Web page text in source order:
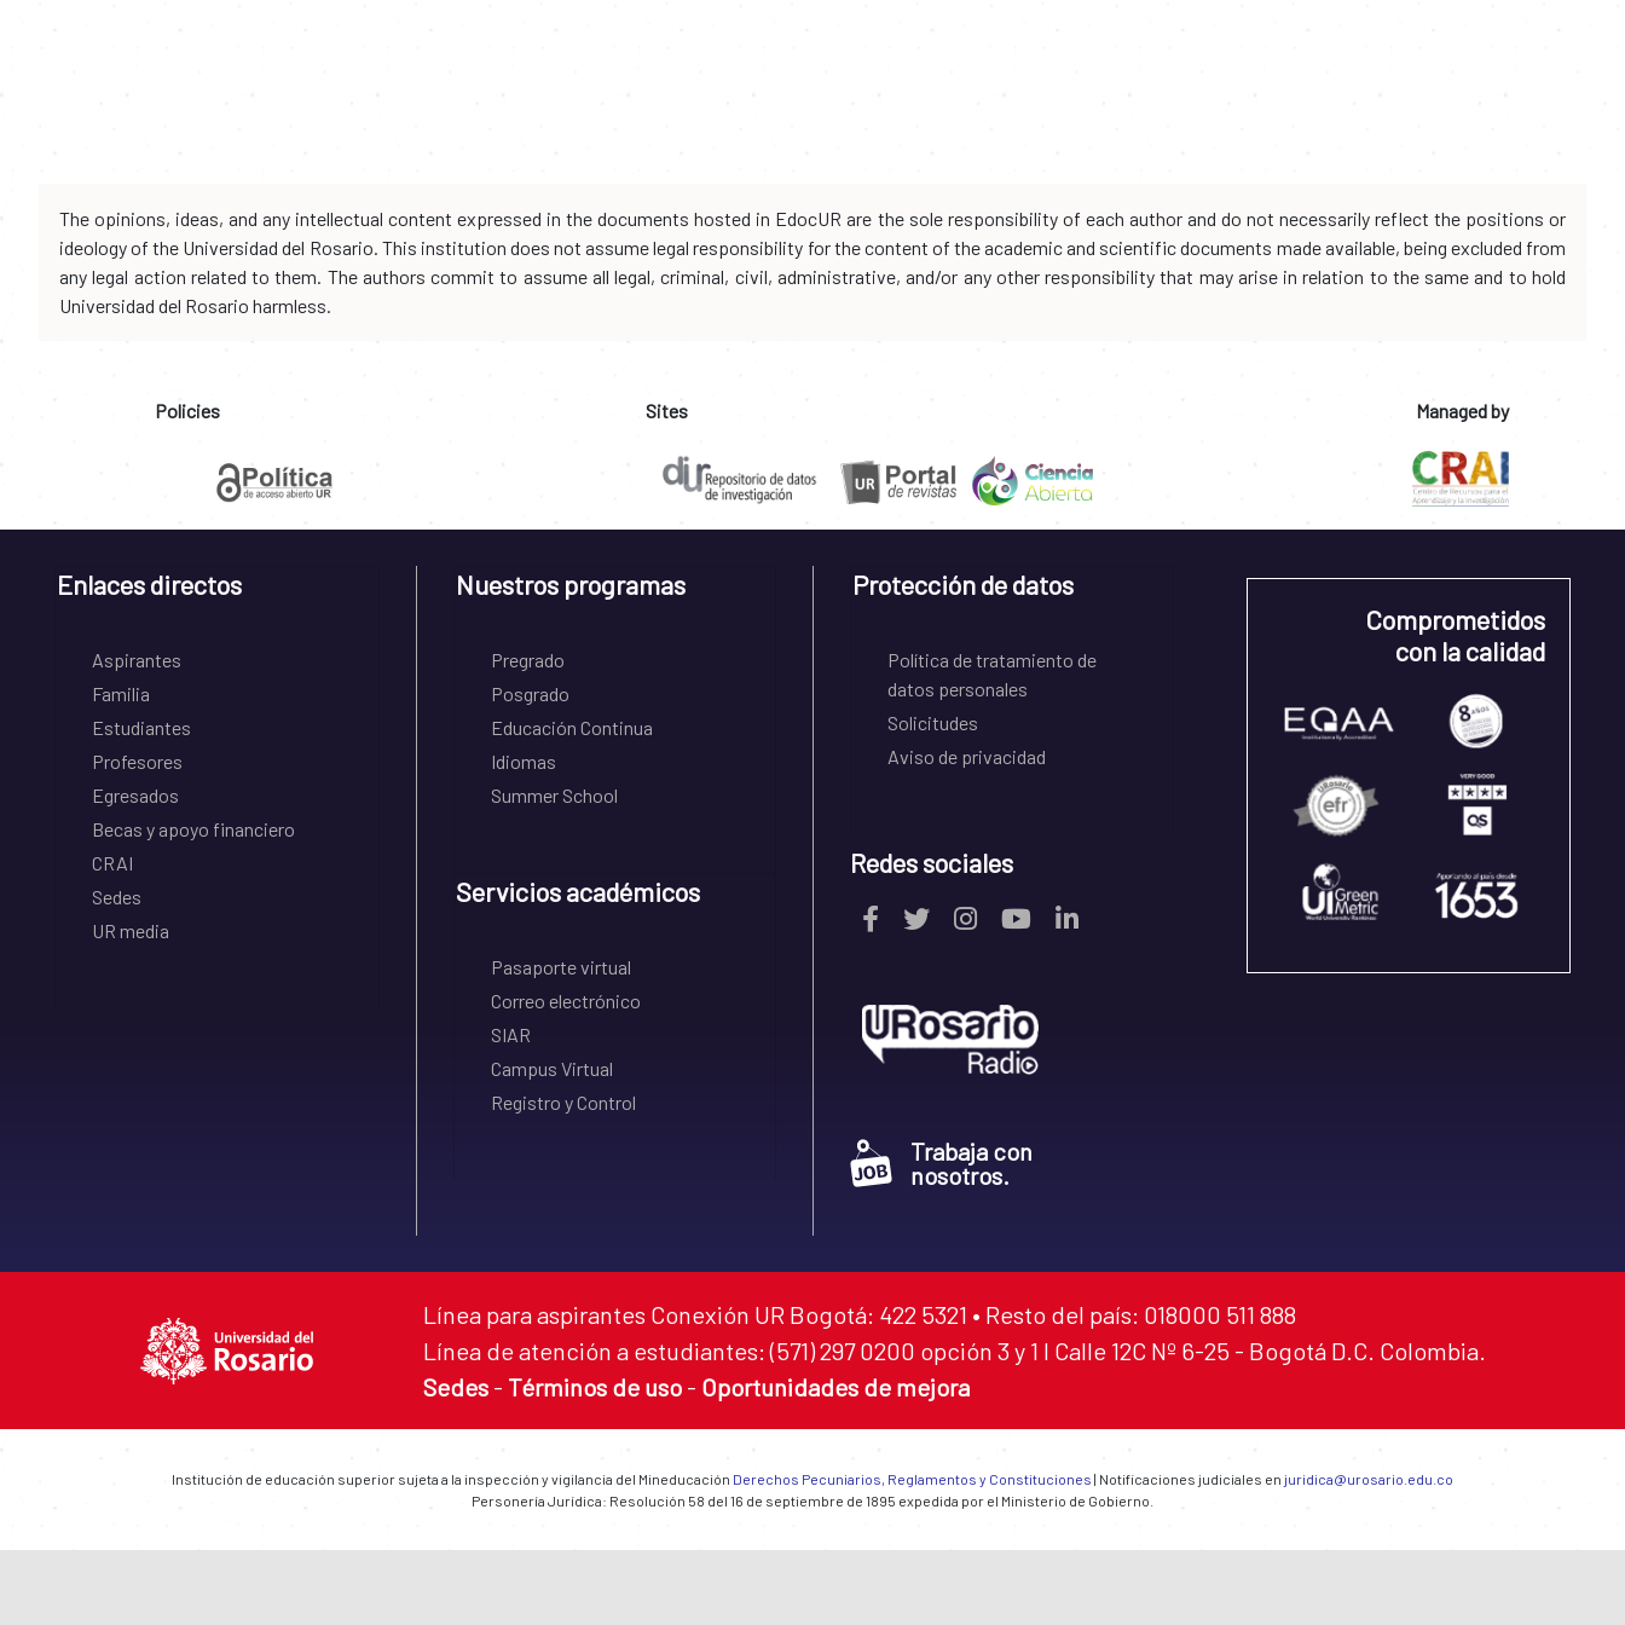
The opinions, ideas, and any intellectual content expressed in the documents hosted in EdocUR are the sole responsibility of each author and do not necessarily reflect the positions or
ideology of the Universidad del Rosario. This institution does not assume legal responsibility for the content of the academic and scientific documents made available, being excluded from
any legal action related to them. The authors commit to assume all legal, criminal, civil, administrative, and/or any other responsibility that may arise in relation to the same and to hold
Universidad del Rosario harmless.
Policies Sites Managed by
Enlaces directos
Aspirantes
Familia
Estudiantes
Profesores
Egresados
Becas y apoyo financiero
CRAI
Sedes
UR media
Nuestros programas
Pregrado
Posgrado
Educación Continua
Idiomas
Summer School
Servicios académicos
Pasaporte virtual
Correo electrónico
SIAR
Campus Virtual
Registro y Control
Protección de datos
Política de tratamiento de
datos personales
Solicitudes
Aviso de privacidad
Redes sociales
Trabaja con
nosotros.
Comprometidos
con la calidad
Línea para aspirantes Conexión UR Bogotá: 422 5321 • Resto del país: 018000 511 888
Línea de atención a estudiantes: (571) 297 0200 opción 3 y 1 I Calle 12C Nº 6-25 - Bogotá D.C. Colombia.
Sedes - Términos de uso - Oportunidades de mejora
Institución de educación superior sujeta a la inspección y vigilancia del Mineducación Derechos Pecuniarios, Reglamentos y Constituciones | Notificaciones judiciales en juridica@urosario.edu.co
Personería Jurídica: Resolución 58 del 16 de septiembre de 1895 expedida por el Ministerio de Gobierno.